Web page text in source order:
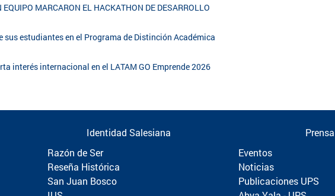
MARCARON EL HACKATHON DE DESARROLLO
sus estudiantes en el Programa de Distinción Académica
interés internacional en el LATAM GO Emprende 2026
Identidad Salesiana
Razón de Ser
Reseña Histórica
San Juan Bosco
Prensa
Eventos
Noticias
Publicaciones UPS